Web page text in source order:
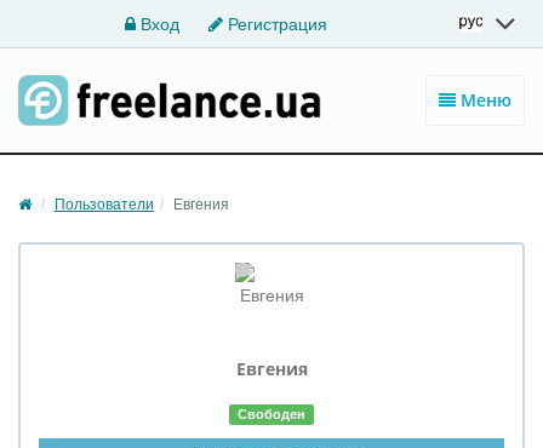
Вход Регистрация
Меню
Пользователи Евгения
Евгения
Свободен